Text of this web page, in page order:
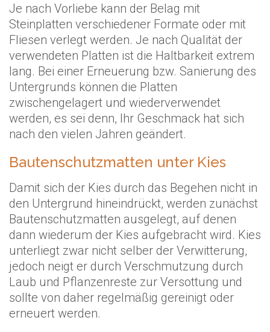
Je nach Vorliebe kann der Belag mit
Steinplatten verschiedener Formate oder mit
Fliesen verlegt werden. Je nach Qualität der
verwendeten Platten ist die Haltbarkeit extrem
lang. Bei einer Erneuerung bzw. Sanierung des
Untergrunds können die Platten
zwischengelagert und wiederverwendet
werden, es sei denn, Ihr Geschmack hat sich
nach den vielen Jahren geändert.
Bautenschutzmatten unter Kies
Damit sich der Kies durch das Begehen nicht in
den Untergrund hineindrückt, werden zunächst
Bautenschutzmatten ausgelegt, auf denen
dann wiederum der Kies aufgebracht wird. Kies
unterliegt zwar nicht selber der Verwitterung,
jedoch neigt er durch Verschmutzung durch
Laub und Pflanzenreste zur Versottung und
sollte von daher regelmäßig gereinigt oder
erneuert werden.